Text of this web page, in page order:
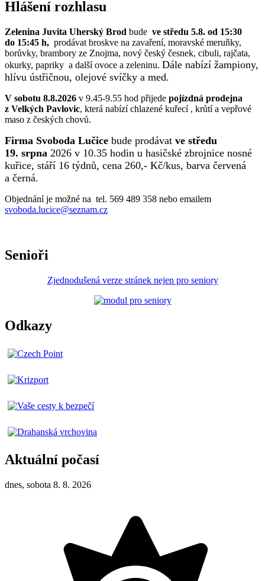
Hlášení rozhlasu
Zelenina Juvita Uherský Brod bude ve středu 5.8. od 15:30
do 15:45 h, prodávat broskve na zavaření, moravské meruňky,
borůvky, brambory ze Znojma, nový český česnek, cibuli, rajčata,
okurky, papriky a další ovoce a zeleninu. Dále nabízí žampiony,
hlívu ústřičnou, olejové svíčky a med.
V sobotu 8.8.2026 v 9.45-9.55 hod přijede pojízdná prodejna
z Velkých Pavlovic, která nabízí chlazené kuřecí , krůtí a vepřové
maso z českých chovů.
Firma Svoboda Lučice bude prodávat ve středu
19. srpna 2026 v 10.35 hodin u hasičské zbrojnice nosné
kuřice, stáří 16 týdnů, cena 260,- Kč/kus, barva červená
a černá.
Objednání je možné na tel. 569 489 358 nebo emailem
svoboda.lucice@seznam.cz
Senioři
Zjednodušená verze stránek nejen pro seniory
Odkazy
Aktuální počasí
dnes, sobota 8. 8. 2026